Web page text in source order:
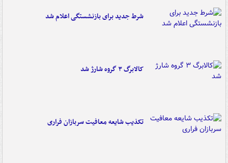
شرط جدید برای بازنشستگی اعلام شد
کالابرگ ۳ گروه شارژ شد
تکذیب شایعه معافیت سربازان فراری